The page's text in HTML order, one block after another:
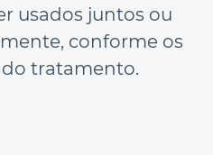
usados juntos ou
conforme os
tratamento.